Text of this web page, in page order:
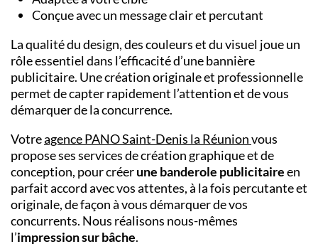
Conçue avec un message clair et percutant
La qualité du design, des couleurs et du visuel joue un
rôle essentiel dans l’efficacité d’une bannière
publicitaire. Une création originale et professionnelle
permet de capter rapidement l’attention et de vous
démarquer de la concurrence.
Votreagence PANO Saint-Denis la Réunionvous
propose ses services de création graphique et de
conception, pour créerune banderole publicitaireen
parfait accord avec vos attentes, à la fois percutante et
originale, de façon à vous démarquer de vos
concurrents. Nous réalisons nous-mêmes
l’impression sur bâche.